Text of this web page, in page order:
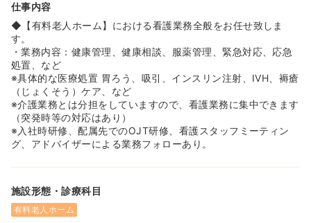
クラブがございます。他の施設の人たちのとの交流も増
え、自然に情報共有も生まれます。
仕事内容
◆【有料老人ホーム】における看護業務全般をお任せ致しま
す。
・業務内容：健康管理、健康相談、服薬管理、緊急対応、応急
処置、など
※具体的な医療処置 胃ろう、吸引、インスリン注射、IVH、褥瘡
（じょくそう）ケア、など
※介護業務とは分担をしていますので、看護業務に集中できます
（突発時等の対応はあり）
※入社時研修、配属先でのOJT研修、看護スタッフミーティン
グ、アドバイザーによる業務フォローあり。
施設形態・診療科目
有料老人ホーム